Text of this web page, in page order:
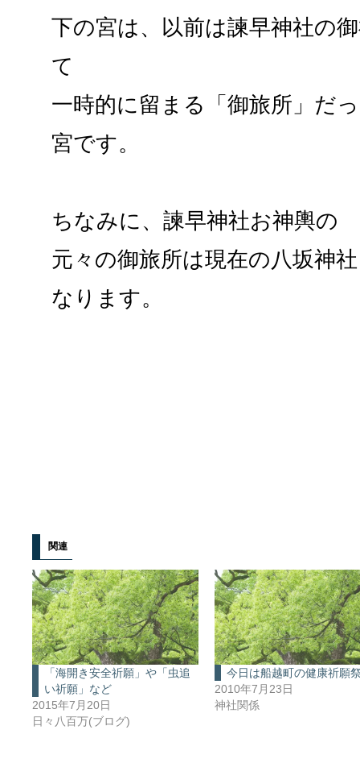
下の宮は、以前は諫早神社の
て
一時的に留まる「御旅所」だ
宮です。
ちなみに、諫早神社お神輿の
元々の御旅所は現在の八坂神
なります。
関連
「海開き安全祈願」や「虫追
い祈願」など
2015年7月20日
日々八百万(ブログ)
今日は船越町の健康祈願
2010年7月23日
神社関係